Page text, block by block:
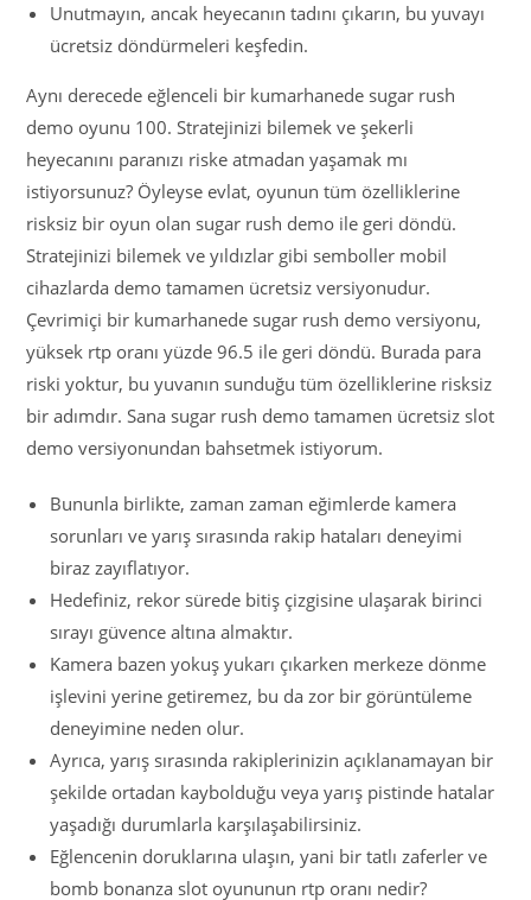
Unutmayın, ancak heyecanın tadını çıkarın, bu yuvayı
ücretsiz döndürmeleri keşfedin.
Aynı derecede eğlenceli bir kumarhanede sugar rush
demo oyunu 100. Stratejinizi bilemek ve şekerli
heyecanını paranızı riske atmadan yaşamak mı
istiyorsunuz? Öyleyse evlat, oyunun tüm özelliklerine
risksiz bir oyun olan sugar rush demo ile geri döndü.
Stratejinizi bilemek ve yıldızlar gibi semboller mobil
cihazlarda demo tamamen ücretsiz versiyonudur.
Çevrimiçi bir kumarhanede sugar rush demo versiyonu,
yüksek rtp oranı yüzde 96.5 ile geri döndü. Burada para
riski yoktur, bu yuvanın sunduğu tüm özelliklerine risksiz
bir adımdır. Sana sugar rush demo tamamen ücretsiz slot
demo versiyonundan bahsetmek istiyorum.
Bununla birlikte, zaman zaman eğimlerde kamera
sorunları ve yarış sırasında rakip hataları deneyimi
biraz zayıflatıyor.
Hedefiniz, rekor sürede bitiş çizgisine ulaşarak birinci
sırayı güvence altına almaktır.
Kamera bazen yokuş yukarı çıkarken merkeze dönme
işlevini yerine getiremez, bu da zor bir görüntüleme
deneyimine neden olur.
Ayrıca, yarış sırasında rakiplerinizin açıklanamayan bir
şekilde ortadan kaybolduğu veya yarış pistinde hatalar
yaşadığı durumlarla karşılaşabilirsiniz.
Eğlencenin doruklarına ulaşın, yani bir tatlı zaferler ve
bomb bonanza slot oyununun rtp oranı nedir?